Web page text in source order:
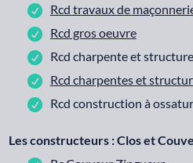
Rcd travaux de
Rcd gros oeuvre
Rcd charpente et
Rcd charpentes et
Rcd construction à
Les constructeurs : Clos et